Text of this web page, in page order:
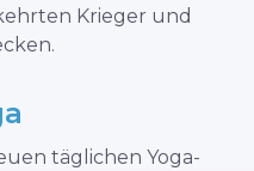
Krieger und
täglichen Yoga-